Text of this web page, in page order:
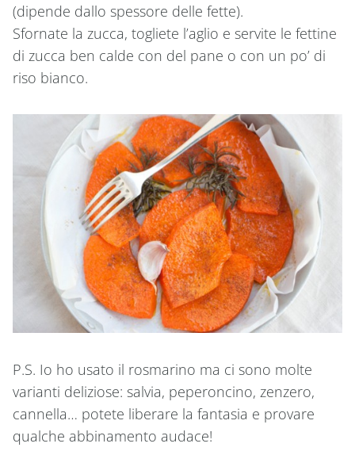
(dipende dallo spessore delle fette).
Sfornate la zucca, togliete l’aglio e servite le fettine
di zucca ben calde con del pane o con un po’ di
riso bianco.
P.S. Io ho usato il rosmarino ma ci sono molte
varianti deliziose: salvia, peperoncino, zenzero,
cannella… potete liberare la fantasia e provare
qualche abbinamento audace!